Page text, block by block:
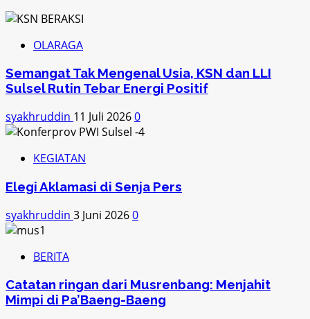
OLARAGA
Semangat Tak Mengenal Usia, KSN dan LLI
Sulsel Rutin Tebar Energi Positif
syakhruddin 11 Juli 20260
KEGIATAN
Elegi Aklamasi di Senja Pers
syakhruddin 3 Juni 20260
BERITA
Catatan ringan dari Musrenbang: Menjahit
Mimpi di Pa’Baeng-Baeng